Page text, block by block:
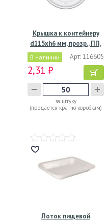
Крышка к контейнеру
d115хh6 мм, прозр., ПП,
В наличии Арт: 116605
2,31 ₽
за штуку
(продается кратно коробкам)
Лоток пищевой